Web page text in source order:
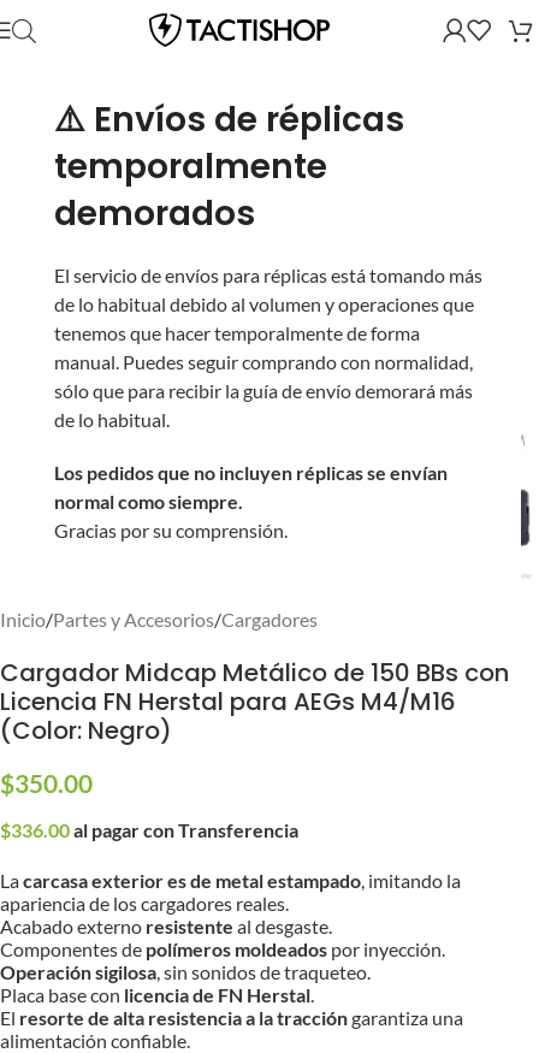
⚠️ Envíos de réplicas
temporalmente
demorados
El servicio de envíos para réplicas está tomando más
de lo habitual debido al volumen y operaciones que
tenemos que hacer temporalmente de forma
manual. Puedes seguir comprando con normalidad,
sólo que para recibir la guía de envío demorará más
de lo habitual.
Los pedidos que no incluyen réplicas se envían
normal como siempre.
Gracias por su comprensión.
Inicio/Partes y Accesorios/Cargadores
Cargador Midcap Metálico de 150 BBs con
Licencia FN Herstal para AEGs M4/M16
(Color: Negro)
$350.00
$336.00al pagar con Transferencia
Lacarcasa exterior es de metal estampado, imitando la
apariencia de los cargadores reales.
Acabado externo resistente al desgaste.
Componentes de polímeros moldeados por inyección.
Operación sigilosa, sin sonidos de traqueteo.
Placa base con licencia de FN Herstal.
El resorte de alta resistencia a la traccióngarantiza una
alimentación confiable.